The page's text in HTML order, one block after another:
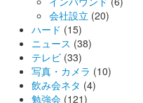
会社設立 (20)
ハード (15)
ニュース (38)
テレビ (33)
写真・カメラ (10)
飲み会ネタ (4)
勉強会 (121)